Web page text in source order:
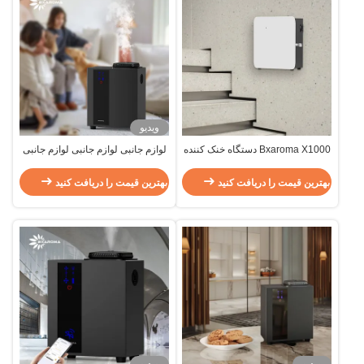
Bxaroma X1000 دستگاه خنک کننده
بهترین قیمت را دریافت کنید
ویدیو
لوازم جانبی لوازم جانبی لوازم جانبی
بهترین قیمت را دریافت کنید